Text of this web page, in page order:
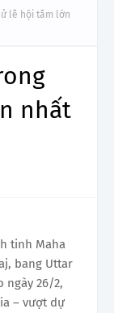
lễ hội tắm lớn
nhất
tinh Maha
bang Uttar
ngày 26/2,
– vượt dự